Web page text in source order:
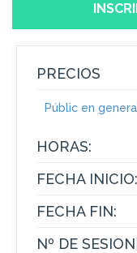
PRECIOS
Públic en
HORAS:
FECHA INICIO:
FECHA FIN:
Nº DE